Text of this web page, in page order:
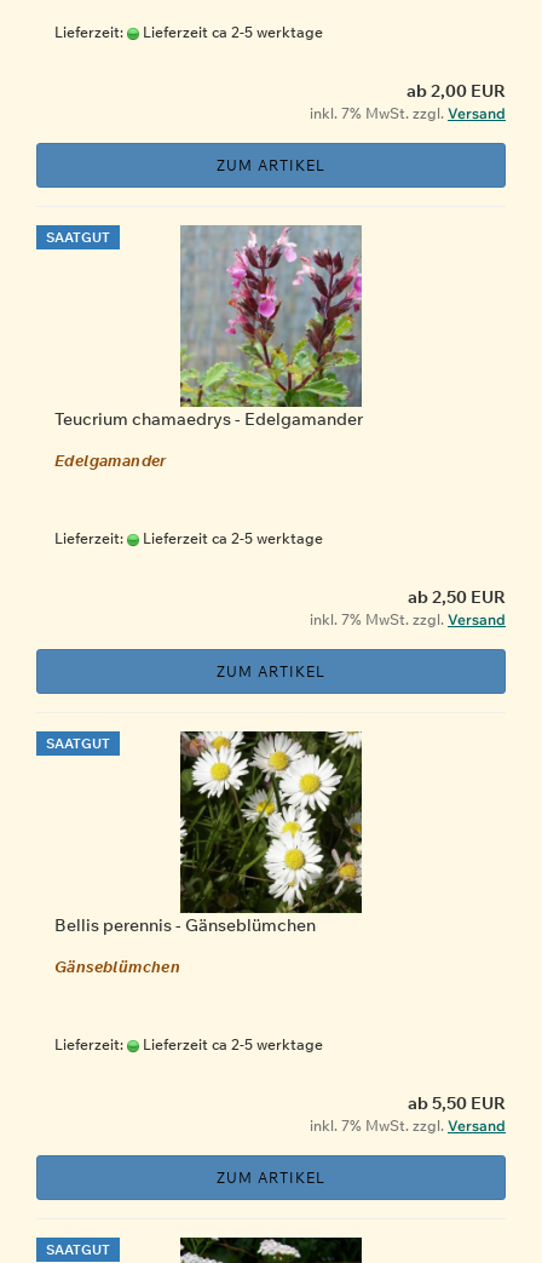
Lieferzeit: Lieferzeit ca 2-5 werktage
ab 2,00 EUR
inkl. 7% MwSt. zzgl. Versand
ZUM ARTIKEL
SAATGUT
Teucrium chamaedrys - Edelgamander
Edelgamander
Lieferzeit: Lieferzeit ca 2-5 werktage
ab 2,50 EUR
inkl. 7% MwSt. zzgl. Versand
ZUM ARTIKEL
SAATGUT
Bellis perennis - Gänseblümchen
Gänseblümchen
Lieferzeit: Lieferzeit ca 2-5 werktage
ab 5,50 EUR
inkl. 7% MwSt. zzgl. Versand
ZUM ARTIKEL
SAATGUT